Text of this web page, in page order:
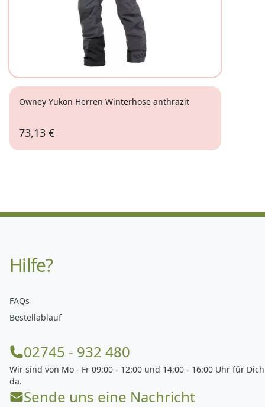
Owney Yukon Herren Winterhose anthrazit
73,13 €
Hilfe?
FAQs
Bestellablauf
02745 - 932 480
Wir sind von Mo - Fr 09:00 - 12:00 und 14:00 - 16:00 Uhr für Dich
da.
Sende uns eine Nachricht